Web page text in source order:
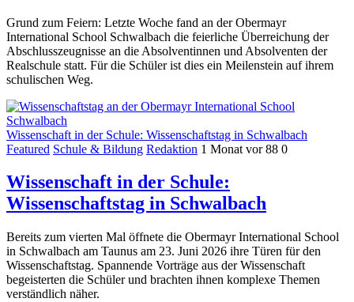
Grund zum Feiern: Letzte Woche fand an der Obermayr
International School Schwalbach die feierliche Überreichung der
Abschlusszeugnisse an die Absolventinnen und Absolventen der
Realschule statt. Für die Schüler ist dies ein Meilenstein auf ihrem
schulischen Weg.
Wissenschaft in der Schule: Wissenschaftstag in Schwalbach
Featured Schule & Bildung Redaktion 1 Monat vor 88 0
Wissenschaft in der Schule:
Wissenschaftstag in Schwalbach
Bereits zum vierten Mal öffnete die Obermayr International School
in Schwalbach am Taunus am 23. Juni 2026 ihre Türen für den
Wissenschaftstag. Spannende Vorträge aus der Wissenschaft
begeisterten die Schüler und brachten ihnen komplexe Themen
verständlich näher.